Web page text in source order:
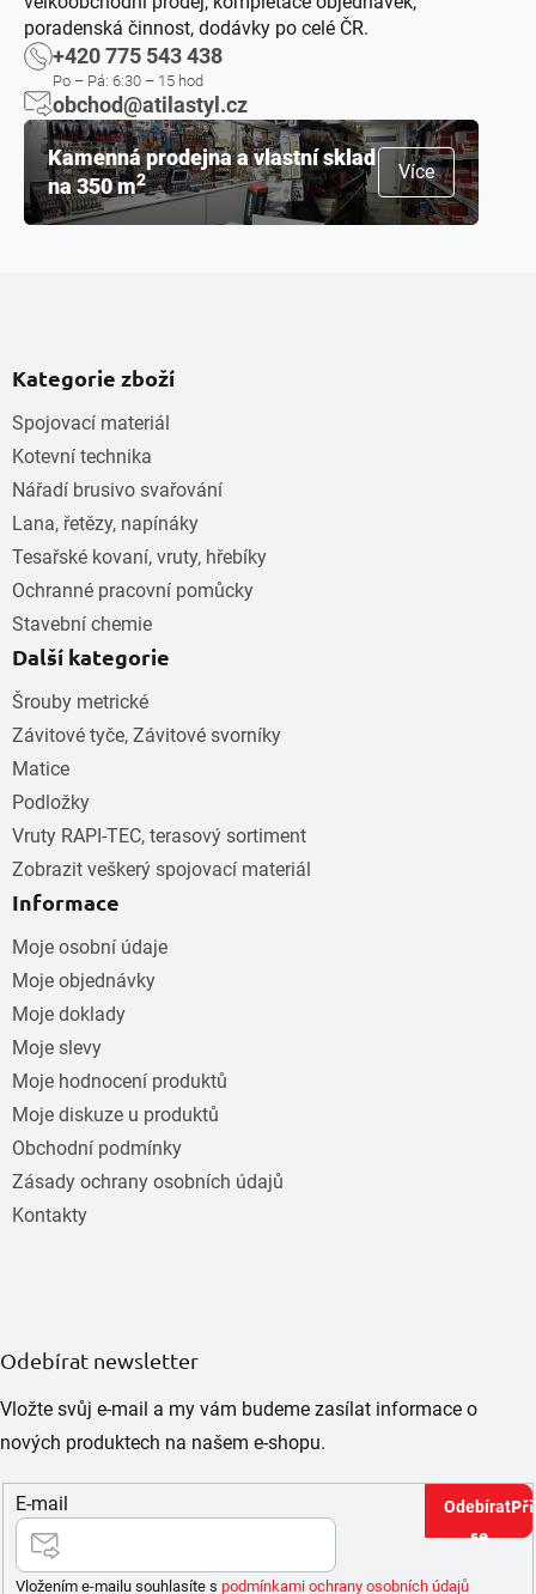
poradenská činnost, dodávky po celé ČR.
+420 775 543 438
Po – Pá: 6:30 – 15 hod
obchod@atilastyl.cz
Kamenná prodejna a vlastní sklad
na 350 m2 Více
Kategorie zboží
Spojovací materiál
Kotevní technika
Nářadí brusivo svařování
Lana, řetězy, napínáky
Tesařské kovaní, vruty, hřebíky
Ochranné pracovní pomůcky
Stavební chemie
Další kategorie
Šrouby metrické
Závitové tyče, Závitové svorníky
Matice
Podložky
Vruty RAPI-TEC, terasový sortiment
Zobrazit veškerý spojovací materiál
Informace
Moje osobní údaje
Moje objednávky
Moje doklady
Moje slevy
Moje hodnocení produktů
Moje diskuze u produktů
Obchodní podmínky
Zásady ochrany osobních údajů
Kontakty
Odebírat newsletter
Vložte svůj e-mail a my vám budeme zasílat informace o
nových produktech na našem e-shopu.
E-mail
Vložením e-mailu souhlasíte s podmínkami ochrany osobních údajů
se